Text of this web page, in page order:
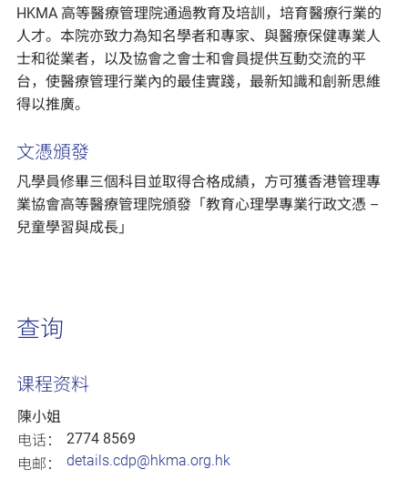
HKMA 高等醫療管理院通過教育及培訓，培育醫療行業的
人才。本院亦致力為知名學者和專家、與醫療保健專業人
士和從業者，以及協會之會士和會員提供互動交流的平
台，使醫療管理行業內的最佳實踐，最新知識和創新思維
得以推廣。
文憑頒發
凡學員修畢三個科目並取得合格成績，方可獲香港管理專
業協會高等醫療管理院頒發「教育心理學專業行政文憑 –
兒童學習與成長」
查询
课程资料
陳小姐
电话：
2774 8569
电邮：
details.cdp@hkma.org.hk